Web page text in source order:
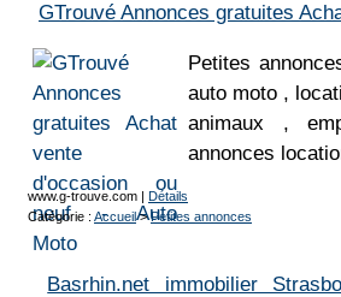
GTrouvé Annonces gratuites
Petites
auto moto ,
animaux ,
annonces
www.g-trouve.com | Détails
Catégorie : Accueil>Petites annonces
Basrhin.net immobilier